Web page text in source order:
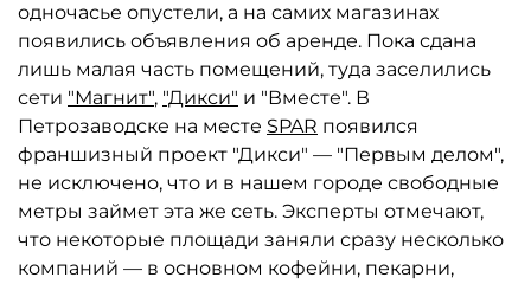
одночасье опустели, а на самих магазинах
появились объявления об аренде. Пока сдана
лишь малая часть помещений, туда заселились
сети "Магнит", "Дикси" и "Вместе". В
Петрозаводске на месте SPAR появился
франшизный проект "Дикси" — "Первым делом",
не исключено, что и в нашем городе свободные
метры займет эта же сеть. Эксперты отмечают,
что некоторые площади заняли сразу несколько
компаний — в основном кофейни, пекарни,